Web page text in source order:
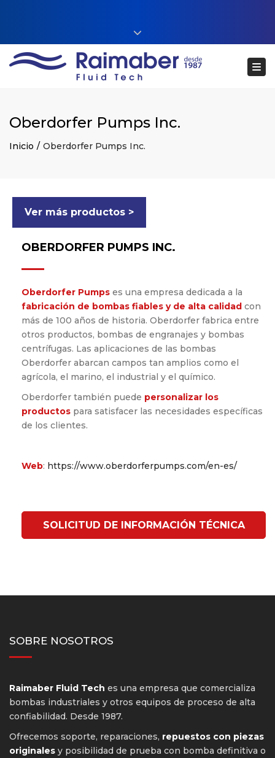
web@raimaberfluidtech.com
Close top bar
Oberdorfer Pumps Inc.
Inicio Oberdorfer Pumps Inc.
Ver más productos >
OBERDORFER PUMPS INC.
Oberdorfer Pumps es una empresa dedicada a la
fabricación de bombas fiables y de alta calidad con
más de 100 años de historia. Oberdorfer fabrica entre
otros productos, bombas de engranajes y bombas
centrífugas. Las aplicaciones de las bombas
Oberdorfer abarcan campos tan amplios como el
agrícola, el marino, el industrial y el químico.
Oberdorfer también puede personalizar los
productos para satisfacer las necesidades específicas
de los clientes.
Web: https://www.oberdorferpumps.com/en-es/
SOLICITUD DE INFORMACIÓN TÉCNICA
SOBRE NOSOTROS
Raimaber Fluid Tech es una empresa que comercializa
bombas industriales y otros equipos de proceso de alta
confiabilidad. Desde 1987.
Ofrecemos soporte, reparaciones, repuestos con piezas
originales y posibilidad de prueba con bomba definitiva o